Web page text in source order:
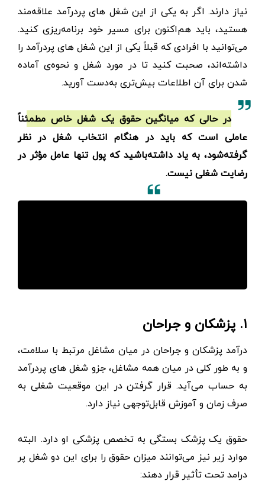
نیاز دارند. اگر به یکی از این شغل های پردرآمد علاقه‌مند
هستید، باید هم‌اکنون برای مسیر خود برنامه‌ریزی کنید.
می‌توانید با افرادی که قبلاً یکی از این شغل های پردرآمد را
داشته‌اند، صحبت کنید تا در مورد شغل و نحوه‌ی آماده
شدن برای آن اطلاعات بیش‌تری به‌دست آورید.
در حالی که میانگین حقوق یک شغل خاص مطمئناً
عاملی است که باید در هنگام انتخاب شغل در نظر
گرفته‌شود، به یاد داشته‌باشید که پول تنها عامل مؤثر در
رضایت شغلی نیست.
۱. پزشکان و جراحان
درآمد پزشکان و جراحان در میان مشاغل مرتبط با سلامت،
و به طور کلی در میان همه مشاغل، جزو شغل های پردرآمد
به حساب می‌آید. قرار گرفتن در این موقعیت شغلی به
صرف زمان و آموزش قابل‌توجهی نیاز دارد.
حقوق یک پزشک بستگی به تخصص پزشکی او دارد. البته
موارد زیر نیز می‌توانند میزان حقوق را برای این دو شغل پر
درامد تحت ‌تأثیر قرار دهند: